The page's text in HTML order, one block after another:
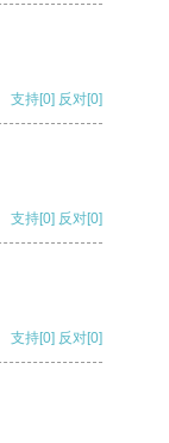
支持[0] 反对[0]
支持[0] 反对[0]
支持[0] 反对[0]